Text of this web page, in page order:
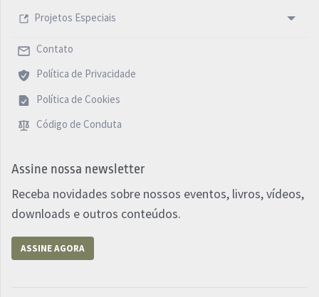
Projetos Especiais
Contato
Política de Privacidade
Política de Cookies
Código de Conduta
Assine nossa newsletter
Receba novidades sobre nossos eventos, livros, vídeos,
downloads e outros conteúdos.
ASSINE AGORA